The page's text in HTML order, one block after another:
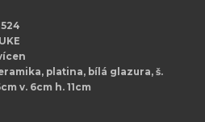
platina, bílá glazura, š.
v. 6cm h. 11cm